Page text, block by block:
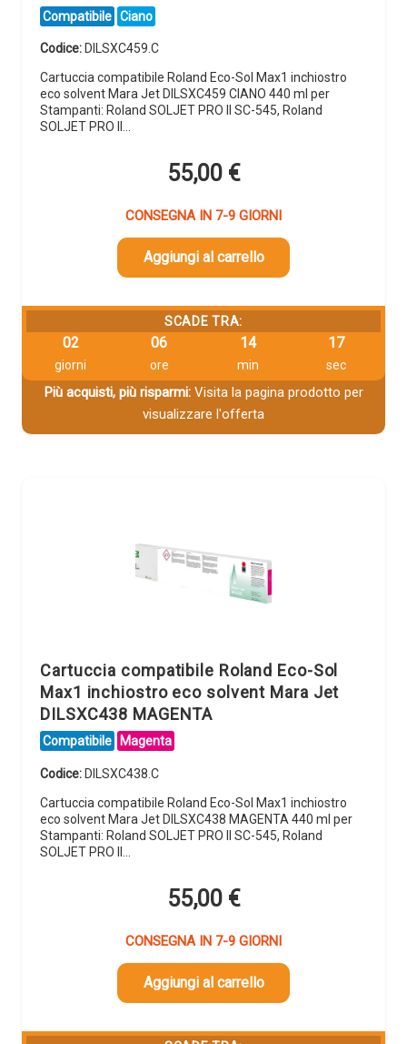
Compatibile Ciano
Codice: DILSXC459.C
Cartuccia compatibile Roland Eco-Sol Max1 inchiostro
eco solvent Mara Jet DILSXC459 CIANO 440 ml per
Stampanti: Roland SOLJET PRO II SC-545, Roland
SOLJET PRO II…
55,00 €
CONSEGNA IN 7-9 GIORNI
Aggiungi al carrello
SCADE TRA:
02
giorni
06
ore
14
min
16
sec
Più acquisti, più risparmi:Visita la pagina prodotto per
visualizzare l'offerta
Cartuccia compatibile Roland Eco-Sol
Max1 inchiostro eco solvent Mara Jet
DILSXC438 MAGENTA
Compatibile Magenta
Codice:DILSXC438.C
Cartuccia compatibile Roland Eco-Sol Max1 inchiostro
eco solvent Mara Jet DILSXC438 MAGENTA 440 ml per
Stampanti: Roland SOLJET PRO II SC-545, Roland
SOLJET PRO II…
55,00 €
CONSEGNA IN 7-9 GIORNI
Aggiungi al carrello